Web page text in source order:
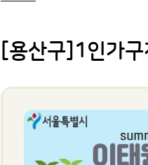
[용산구]1인가